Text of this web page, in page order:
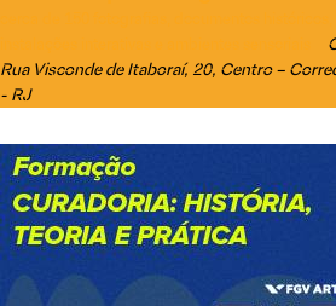
Rua Visconde de Itaboraí, 20, Centro –
- RJ